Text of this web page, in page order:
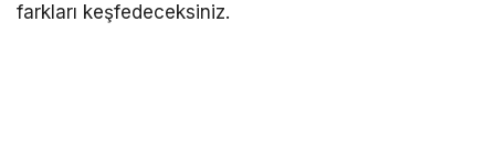
farkları keşfedeceksiniz.